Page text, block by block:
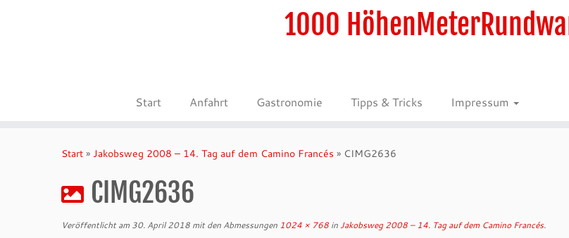
1000
Start Anfahrt Gastronomie Tipps & Tricks Impressum
Start » Jakobsweg 2008 – 14. Tag auf dem Camino Francés » CIMG2636
CIMG2636
Veröffentlicht am 30. April 2018 mit den Abmessungen 1024 × 768 inJakobsweg 2008 – 14. Tag auf dem Camino Francés.